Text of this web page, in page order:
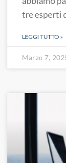
tre esperti
LEGGI TUTTO »
Marzo 7,